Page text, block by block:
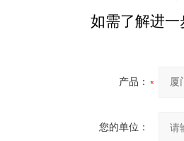
如需了解进
产品：
您的单位：